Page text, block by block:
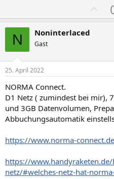
o
t
v
e
S
t
m
m
e
N Noninterlaced
Gast
25. April 2022
NORMA Connect.
D1 Netz ( zumindest bei mir),
und 3GB Datenvolumen,
Abbuchungsautomatik
https://www.norma-
https://
netz/#welches-netz-hat-